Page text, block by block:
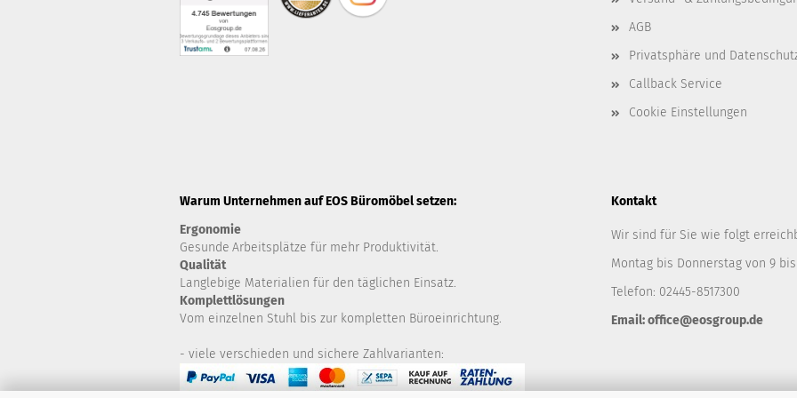
AGB
Privatsphäre und
Callback Service
Cookie Einstellungen
Warum Unternehmen auf EOS Büromöbel setzen:
Ergonomie
Gesunde Arbeitsplätze für mehr Produktivität.
Qualität
Langlebige Materialien für den täglichen Einsatz.
Komplettlösungen
Vom einzelnen Stuhl bis zur kompletten Büroeinrichtung.
- viele verschieden und sichere Zahlvarianten:
Kontakt
Wir sind für Sie wie folgt
Montag bis Donnerstag von 9 bis
Telefon: 02445-8517300
Email: office@eosgroup.de